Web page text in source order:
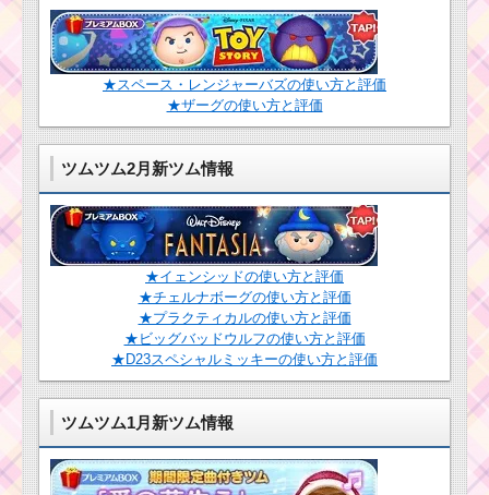
するツム
ツムツムビンゴ17 14.
黄色のツムを使った1プ
レイでツムを550個消
した方法
消去系スキルを使っ
てツムを620個消すミ
ッションを攻略するツ
ム
青色のツムで合計125
回フィーバーするミッ
ションを攻略するツム
回フィーバーするミッ
ションを攻略するツム
★スペース・レンジャーバズの使い方と評価
★ザーグの使い方と評価
ツムツム2月新ツム情報
★イェンシッドの使い方と評価
★チェルナボーグの使い方と評価
★プラクティカルの使い方と評価
★ビッグバッドウルフの使い方と評価
★D23スペシャルミッキーの使い方と評価
ツムツム1月新ツム情報